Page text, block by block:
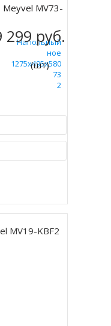
Напольный
Компрессорное
1275х495х580
73
2
MV73-
299 руб.
(шт)